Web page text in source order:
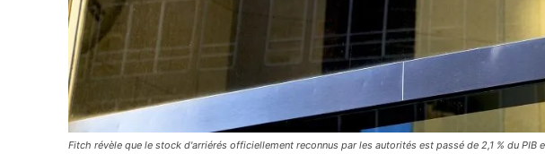
Fitch révèle que le stock d'arriérés officiellement reconnus par les autorités est passé de 2,1 % du PIB